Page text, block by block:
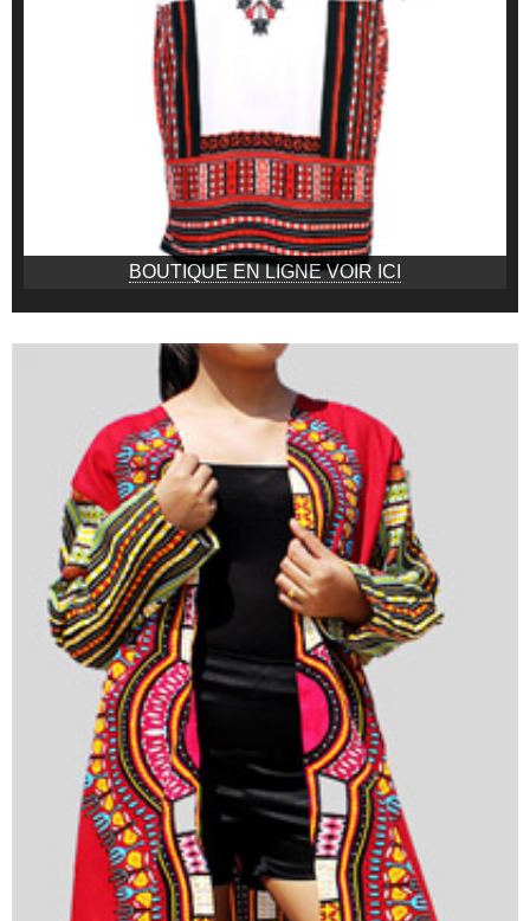
BOUTIQUE EN LIGNE VOIR ICI